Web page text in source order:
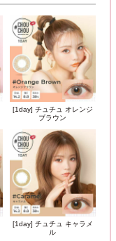
[1day] チュチュ オレンジ
ブラウン
[1day] チュチュ キャラメ
ル